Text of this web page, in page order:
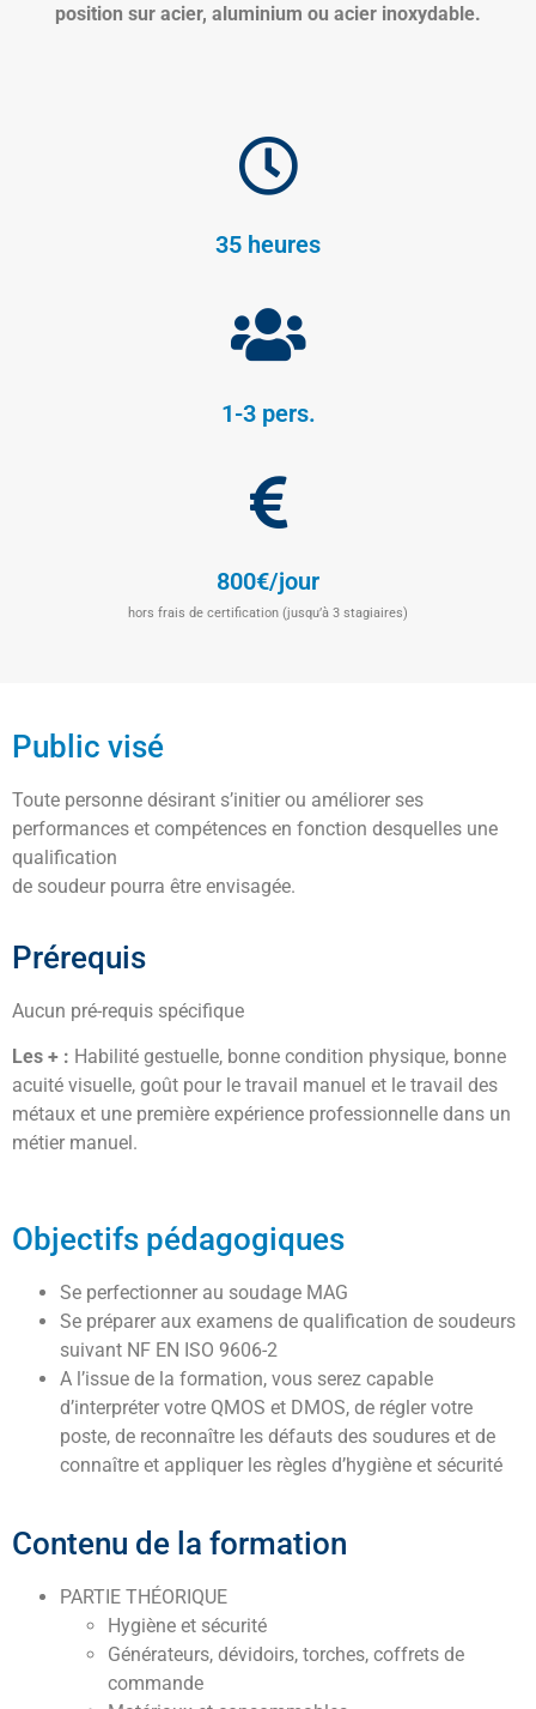
position sur acier, aluminium ou acier inoxydable.
35 heures
1-3 pers.
800€/jour
hors frais de certification (jusqu’à 3 stagiaires)
Public visé
Toute personne désirant s’initier ou améliorer ses
performances et compétences en fonction desquelles une
qualification
de soudeur pourra être envisagée.
Prérequis
Aucun pré-requis spécifique
Les + : Habilité gestuelle, bonne condition physique, bonne
acuité visuelle, goût pour le travail manuel et le travail des
métaux et une première expérience professionnelle dans un
métier manuel.
Objectifs pédagogiques
Se perfectionner au soudage MAG
Se préparer aux examens de qualification de soudeurs
suivant NF EN ISO 9606-2
A l’issue de la formation, vous serez capable
d’interpréter votre QMOS et DMOS, de régler votre
poste, de reconnaître les défauts des soudures et de
connaître et appliquer les règles d’hygiène et sécurité
Contenu de la formation
PARTIE THÉORIQUE
Hygiène et sécurité
Générateurs, dévidoirs, torches, coffrets de
commande